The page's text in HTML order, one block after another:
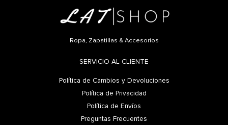
Ropa, Zapatillas & Accesorios
SERVICIO AL CLIENTE
Política de Cambios y Devoluciones
Política de Privacidad
Política de Envíos
Preguntas Frecuentes